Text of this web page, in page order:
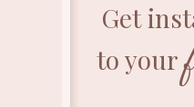
Get
to your